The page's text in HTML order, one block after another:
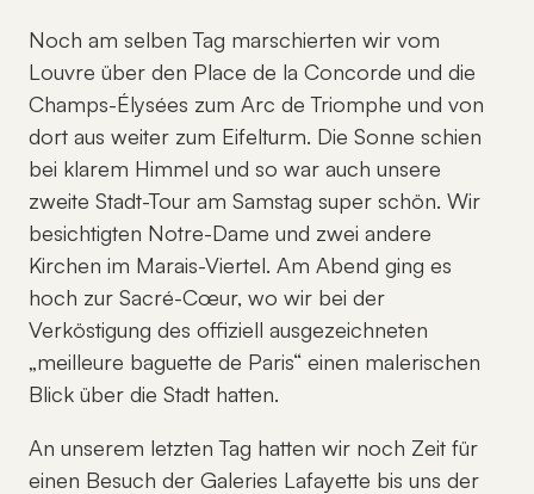
Noch am selben Tag marschierten wir vom
Louvre über den Place de la Concorde und die
Champs-Élysées zum Arc de Triomphe und von
dort aus weiter zum Eifelturm. Die Sonne schien
bei klarem Himmel und so war auch unsere
zweite Stadt-Tour am Samstag super schön. Wir
besichtigten Notre-Dame und zwei andere
Kirchen im Marais-Viertel. Am Abend ging es
hoch zur Sacré-Cœur, wo wir bei der
Verköstigung des offiziell ausgezeichneten
„meilleure baguette de Paris“ einen malerischen
Blick über die Stadt hatten.
An unserem letzten Tag hatten wir noch Zeit für
einen Besuch der Galeries Lafayette bis uns der